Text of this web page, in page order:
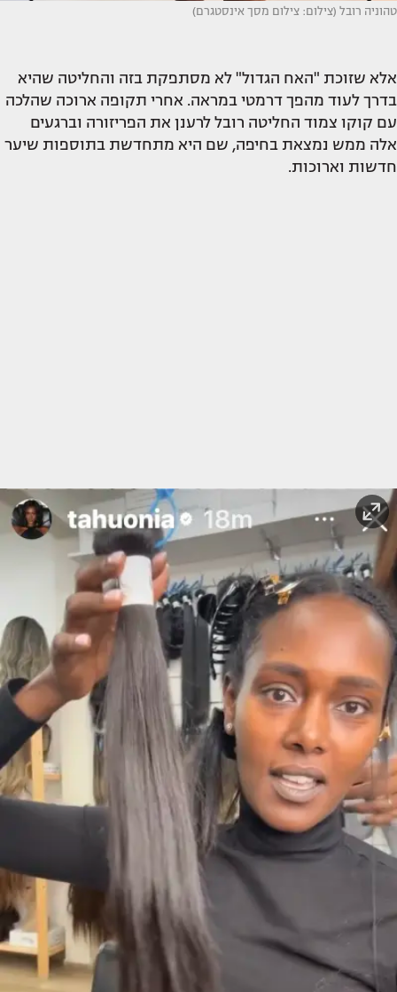
טהוניה רובל (צילום: צילום מסך אינסטגרם)
אלא שזוכת "האח הגדול" לא מסתפקת בזה והחליטה שהיא
בדרך לעוד מהפך דרמטי במראה. אחרי תקופה ארוכה שהלכה
עם קוקו צמוד החליטה רובל לרענן את הפריזורה וברגעים
אלה ממש נמצאת בחיפה, שם היא מתחדשת בתוספות שיער
חדשות וארוכות.